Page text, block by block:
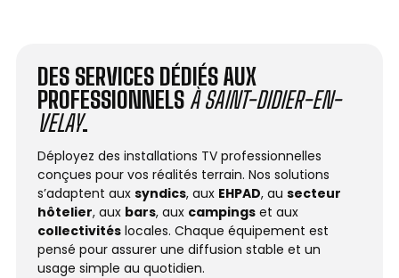
DES SERVICES DÉDIÉS AUX
PROFESSIONNELS À SAINT-DIDIER-EN-
VELAY.
Déployez des installations TV professionnelles
conçues pour vos réalités terrain. Nos solutions
s’adaptent aux syndics, aux EHPAD, au secteur
hôtelier, aux bars, aux campings et aux
collectivités locales. Chaque équipement est
pensé pour assurer une diffusion stable et un
usage simple au quotidien.